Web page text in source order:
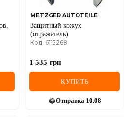
METZGER AUTOTEILE
Защитный кожух
(отражатель)
Код: 6115268
1 535 грн
КУПИТЬ
Отправка 10.08